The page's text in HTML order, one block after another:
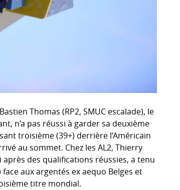
Thomas (RP2, SMUC escalade), le
n’a pas réussi à garder sa deuxième
troisième (39+) derrière l’Américain
au sommet. Chez les AL2, Thierry
des qualifications réussies, a tenu
aux argentés ex aequo Belges et
titre mondial.